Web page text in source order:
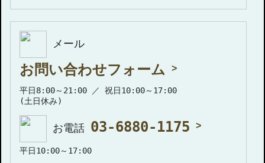
メール
お問い合わせフォーム
平日8:00～21:00 ／ 祝日10:00～17:00
(土日休み)
お電話 03-6880-1175
平日10:00～17:00